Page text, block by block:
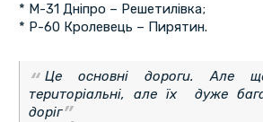
* М-31 Дніпро – Решетилівка;
* Р-60 Кролевець – Пирятин.
Це основні дороги. Але
територіальні, але їх дуже
доріг